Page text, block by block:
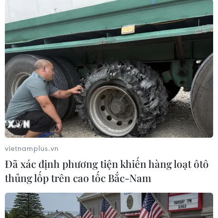
cử Trump cho biết cuộc gặp vào tuần tới giữa
ông Trump và Thủ tướng Nhật Bản Shinzo Abe
có thể sẽ đánh dấu những bước tiến mới trong
việc thúc đẩy quan hệ giữa hai nước.
Theo nguồn tin trên, ông Trump đang trông đợi
Nhật Bản "đóng vai trò tích cực hơn tại châu Á,"
và coi Thủ tướng Abe là nhân vật ở vị trí duy
nhất thể hiện vai trò lãnh đạo trong liên minh.
Nguồn tin cho hay trong 100 ngày đầu nắm
quyền của mình, ông Trump sẽ chấm dứt quy
trình hạn chế ngân sách liên bang và đệ trình
một ngân sách tài trợ cho việc đóng hàng chục
tàu chiến mới. Điều này sẽ gửi thông điệp tới
các đồng minh Nhật Bản, Hàn Quốc và những
quốc gia khác rằng Mỹ đang nỗ lực vì sự hiện
vietnamplus.vn
Đã xác định phương tiện khiến hàng loạt ôtô
thủng lốp trên cao tốc Bắc-Nam